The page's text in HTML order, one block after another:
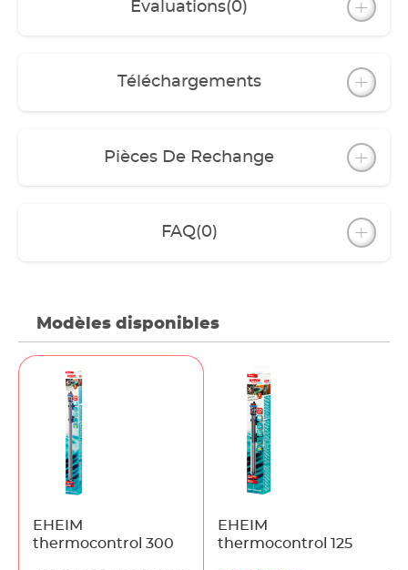
Évaluations(0)
Téléchargements
Pièces De Rechange
FAQ(0)
Modèles disponibles
EHEIM
thermocontrol 300
EHEIM
thermocontrol 125